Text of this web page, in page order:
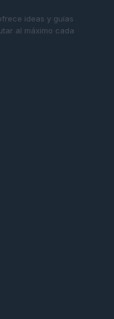
ideas y guías
al máximo cada